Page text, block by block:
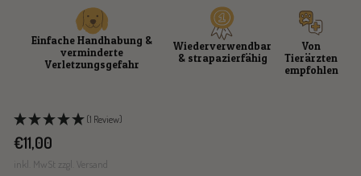
Einfache Handhabung &
verminderte
Verletzungsgefahr
Wiederverwendbar
& strapazierfähig
Von
Tierärzten
empfohlen
(1 Review)
Angebotspreis
€11,00
inkl. MwSt zzgl. Versand